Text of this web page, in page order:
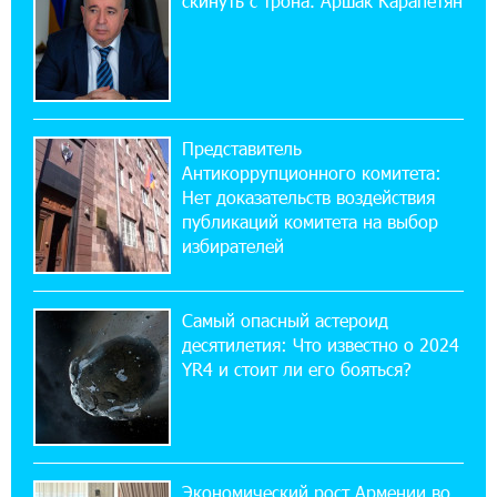
Если Израиль использует тему Геноцида
армян против Эрдогана, то что для него
значит сам Геноцид?
17:16:14 30-07-2026
ВТБ (Армения): вклад «Стабильный» — до
10% годовых и оформление в мобильном
приложении
17:03:49 30-07-2026
Платформа Rate.Trading на Seaside Startup
14:44:13 29-07-2026
Состоялось открытие Khachaturian Rooftop
при поддержке IDBank
18:38:18 28-07-2026
Представитель
Антикоррупционного комитета:
Нет доказательств воздействия
публикаций комитета на выбор
избирателей
Самый опасный астероид
десятилетия: Что известно о 2024
YR4 и стоит ли его бояться?
Экономический рост Армении во